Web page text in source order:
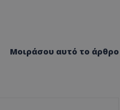
Μοιράσου αυτό το άρθρο